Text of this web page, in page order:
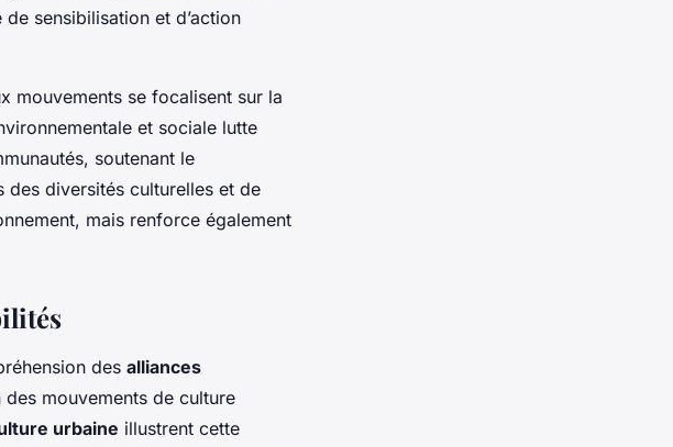
sensibilisation et d’action
mouvements se focalisent sur la
et sociale lutte
soutenant le
des diversités culturelles et de
mais renforce également
des alliances
des mouvements de culture
urbaine illustrent cette